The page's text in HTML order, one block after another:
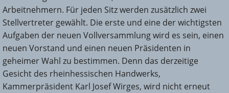
Arbeitnehmern. Für jeden Sitz werden zusätzlich zwei
Stellvertreter gewählt. Die erste und eine der wichtigsten
Aufgaben der neuen Vollversammlung wird es sein, einen
neuen Vorstand und einen neuen Präsidenten in
geheimer Wahl zu bestimmen. Denn das derzeitige
Gesicht des rheinhessischen Handwerks,
Kammerpräsident Karl Josef Wirges, wird nicht erneut